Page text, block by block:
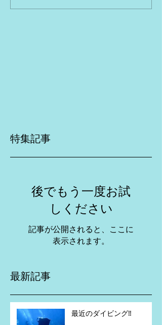
特集記事
後でもう一度お試
しください
記事が公開されると、ここに
表示されます。
最新記事
最近のダイビング‼️